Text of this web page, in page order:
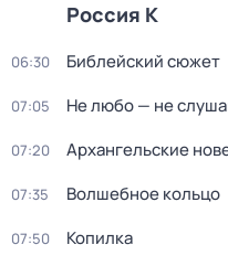
Россия К
06:30 Библейский сюжет
07:05 Не любо — не
07:20 Архангельские
07:35 Волшебное кольцо
07:50 Копилка